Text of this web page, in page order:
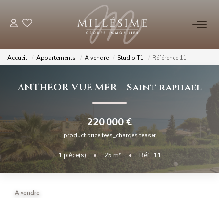
NOS OFFRES
Nos Biens Vendus
NOS AGENCES
Nos Agences
Nos Équipes
Accueil Appartements A vendre Studio T1 Référence 11
ANTHEOR VUE MER- Saint raphael
220 000 €
product.price.fees_charges.teaser
1 pièce(s) • 25 m² • Réf : 11
A vendre